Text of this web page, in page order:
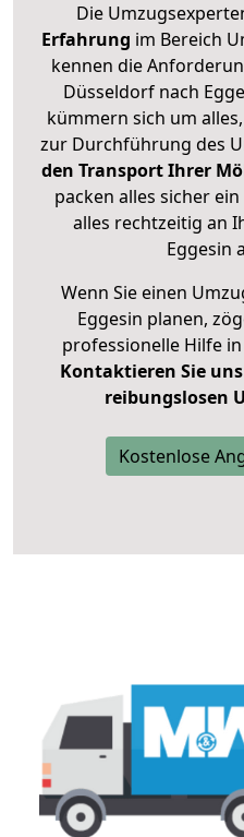
Die
Erfahrung im Bereich
kennen die
Düsseldorf nach
kümmern sich um
zur Durchführung des
den Transport Ihrer
packen alles sicher
alles rechtzeitig an
Eggesin
Wenn Sie einen
Eggesin planen,
professionelle Hilfe
Kontaktieren Sie
reibungslosen
Kostenlose